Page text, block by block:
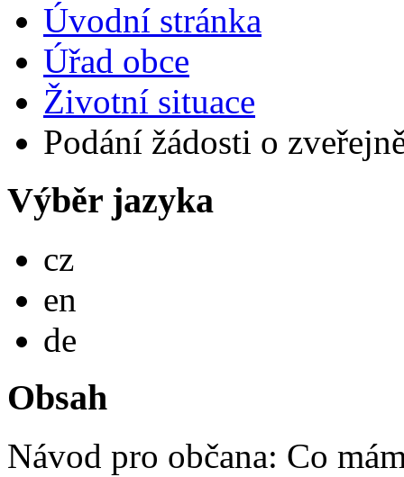
Úvodní stránka
Úřad obce
Životní situace
Podání žádosti o
Výběr jazyka
cz
en
de
Obsah
Návod pro občana: Co